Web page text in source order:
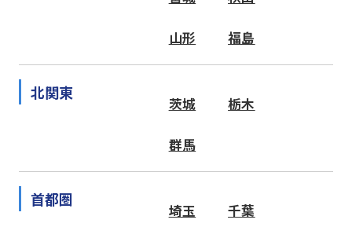
山形 福島
北関東
茨城 栃木
群馬
首都圏
埼玉 千葉